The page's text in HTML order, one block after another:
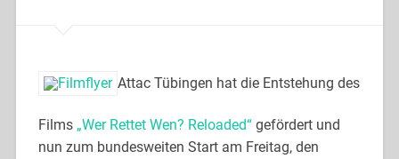
Attac Tübingen hat die Entstehung des
Films „Wer Rettet Wen? Reloaded“gefördert und
nun zum bundesweiten Start am Freitag, den